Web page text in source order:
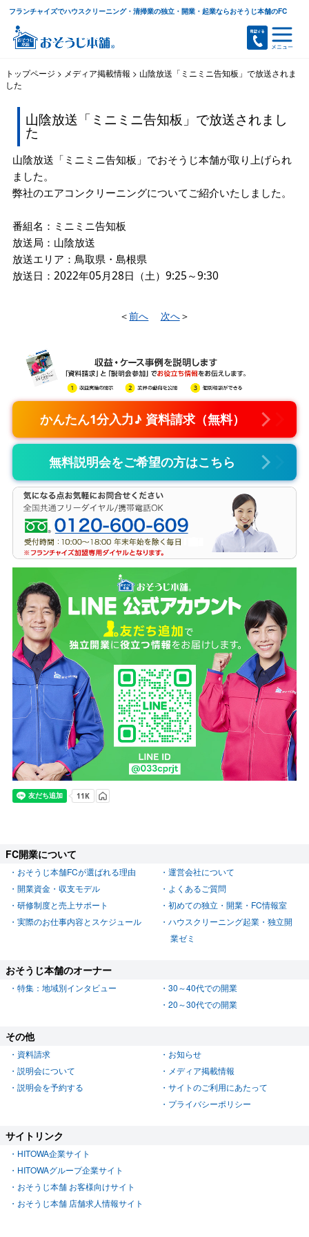
フランチャイズでハウスクリーニング・清掃業の独立・開業・起業ならおそうじ本舗のFC
トップページ > メディア掲載情報 > 山陰放送「ミニミニ告知板」で放送されま
した
山陰放送「ミニミニ告知板」で放送されまし
た
山陰放送「ミニミニ告知板」でおそうじ本舗が取り上げられ
ました。
弊社のエアコンクリーニングについてご紹介いたしました。
番組名：ミニミニ告知板
放送局：山陰放送
放送エリア：鳥取県・島根県
放送日：2022年05月28日（土）9:25～9:30
＜前へ 次へ＞
かんたん1分入力♪ 資料請求（無料）
無料説明会をご希望の方はこちら
FC開業について
おそうじ本舗FCが選ばれる理由
開業資金・収支モデル
研修制度と売上サポート
実際のお仕事内容とスケジュール
運営会社について
よくあるご質問
初めての独立・開業・FC情報室
ハウスクリーニング起業・独立開
業ゼミ
おそうじ本舗のオーナー
特集：地域別インタビュー
30～40代での開業
20～30代での開業
その他
資料請求
説明会について
説明会を予約する
お知らせ
メディア掲載情報
サイトのご利用にあたって
プライバシーポリシー
サイトリンク
HITOWA企業サイト
HITOWAグループ企業サイト
おそうじ本舗 お客様向けサイト
おそうじ本舗 店舗求人情報サイト